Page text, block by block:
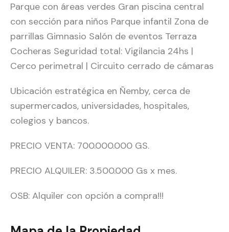
Parque con áreas verdes Gran piscina central
con sección para niños Parque infantil Zona de
parrillas Gimnasio Salón de eventos Terraza
Cocheras Seguridad total: Vigilancia 24hs |
Cerco perimetral | Circuito cerrado de cámaras
Ubicación estratégica en Ñemby, cerca de
supermercados, universidades, hospitales,
colegios y bancos.
PRECIO VENTA: 700.000.000 GS.
PRECIO ALQUILER: 3.500.000 Gs x mes.
OSB: Alquiler con opción a compra!!!